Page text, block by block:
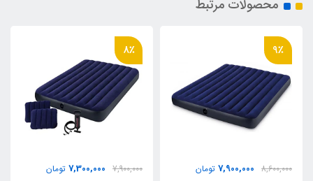
محصولات مرتبط
9٪
8,600,000
7,900,000 تومان
8٪
7,900,000
7,300,000 تومان